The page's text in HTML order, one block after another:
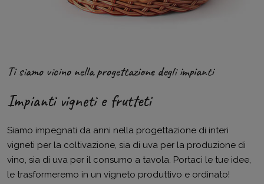
Ti siamo vicino nella progettazione degli impianti
Impianti vigneti e frutteti
Siamo impegnati da anni nella progettazione di interi
vigneti per la coltivazione, sia di uva per la produzione di
vino, sia di uva per il consumo a tavola. Portaci le tue idee,
le trasformeremo in un vigneto produttivo e ordinato!